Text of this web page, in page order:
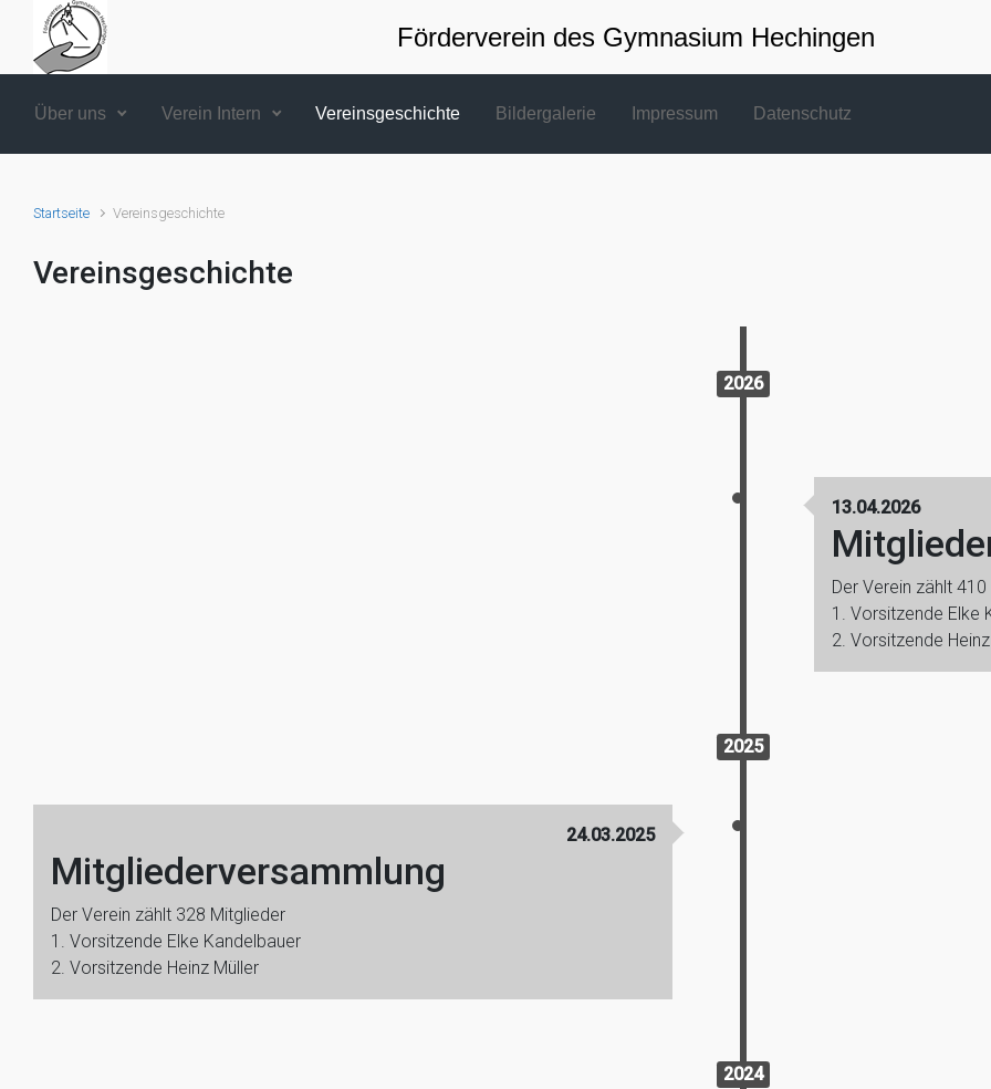
Zum Hauptinhalt springen Förderverein des Gymnasium Hechingen
Über uns Verein Intern Vereinsgeschichte Bildergalerie Impressum Datenschutz
Startseite Vereinsgeschichte
Vereinsgeschichte
2026
13.04.2026
Der Verein zählt
1. Vorsitzende Elke
2. Vorsitzende
2025
24.03.2025
Mitgliederversammlung
Der Verein zählt 328 Mitglieder
1. Vorsitzende Elke Kandelbauer
2. Vorsitzende Heinz Müller
2024